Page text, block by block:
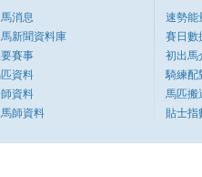
消息
新聞資料庫
賽事
資料
資料
師資料
速勢能
賽日數
初出馬
騎練配
馬匹搬
貼士指